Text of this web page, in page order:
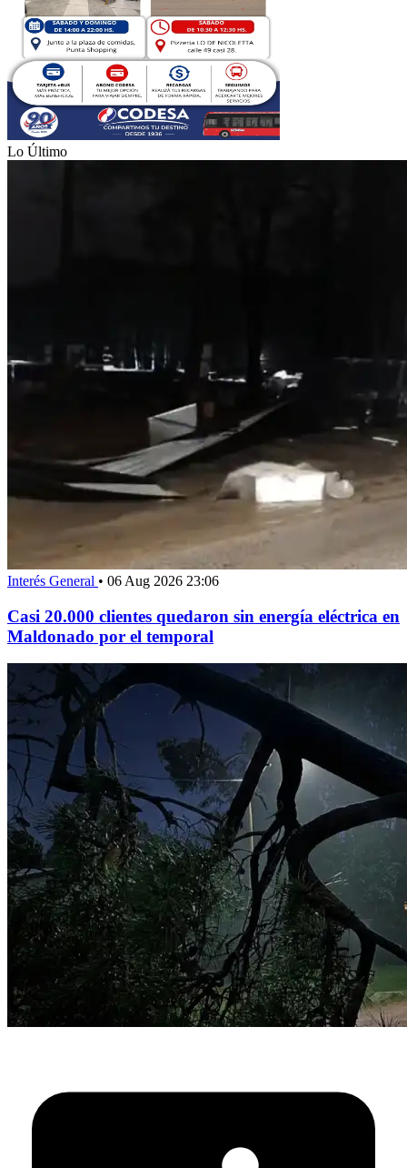
Lo Último
Interés General • 06 Aug 2026 23:06
Casi 20.000 clientes quedaron sin energía eléctrica en
Maldonado por el temporal